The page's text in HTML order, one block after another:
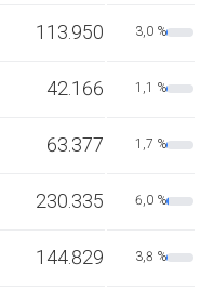
113.950 3,0 %
42.166 1,1 %
63.377 1,7 %
230.335 6,0 %
144.829 3,8 %